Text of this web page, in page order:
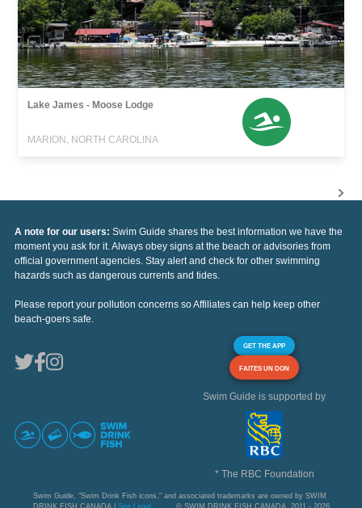
Lake James - Moose Lodge
MARION, NORTH CAROLINA
A note for our users: Swim Guide shares the best information we have the
moment you ask for it. Always obey signs at the beach or advisories from
official government agencies. Stay alert and check for other swimming
hazards such as dangerous currents and tides.
Please report your pollution concerns so Affiliates can help keep other
beach-goers safe.
GET THE APP
FAITES UN DON
Swim Guide is supported by
* The RBC Foundation
Swim Guide, "Swim Drink Fish icons," and associated trademarks are owned by SWIM